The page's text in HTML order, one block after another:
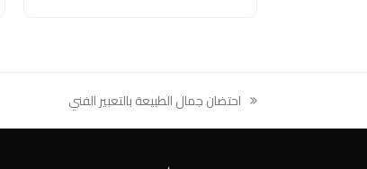
previous
post:
احتضان جمال الطبيعة بالتعبير الفني